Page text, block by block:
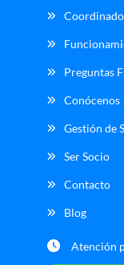
Preguntas
Conócenos
Gestión de
Ser Socio
Contacto
Blog
Atención